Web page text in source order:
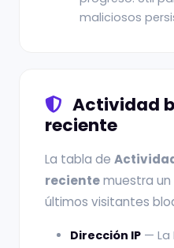
maliciosos
Actividad
reciente
La tabla de
recientemuestra
últimos visitantes
Dirección IP — La